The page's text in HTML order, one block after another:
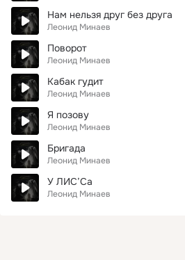
Нам нельзя друг без друга
Леонид Минаев
Поворот
Леонид Минаев
Кабак гудит
Леонид Минаев
Я позову
Леонид Минаев
Бригада
Леонид Минаев
У ЛИС’Са
Леонид Минаев